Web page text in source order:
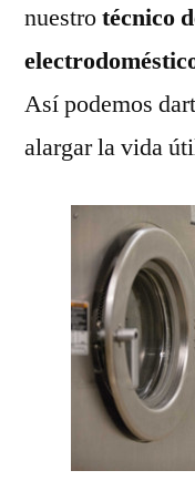
nuestrotécnico
Así podemos
alargar la vida